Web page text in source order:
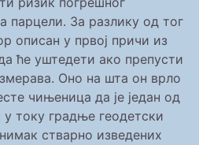
парцели. За разлику од тог
описан у првој причи из
ће уштедети ако препусти
Оно на шта он врло
чињеница да је један од
току градње геодетски
стварно изведених